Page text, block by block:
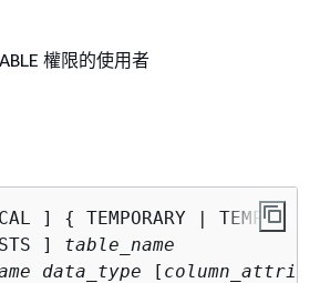
權限的使用者
] {
TEMPORARY | TEMP } ]
] table_name
data_type [